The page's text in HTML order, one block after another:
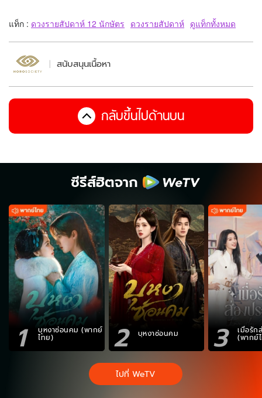
แท็ก : ดวงรายสัปดาห์ 12 นักษัตร ดวงรายสัปดาห์ ดูแท็กทั้งหมด
สนับสนุนเนื้อหา
กลับขึ้นไปด้านบน
ซีรีส์ฮิตจาก
1 บุหงาซ่อนคม (พากย์
ไทย) 2 บุหงาซ่อนคม 3 เมื่อรัก
(พากย์
ไปที่ WeTV